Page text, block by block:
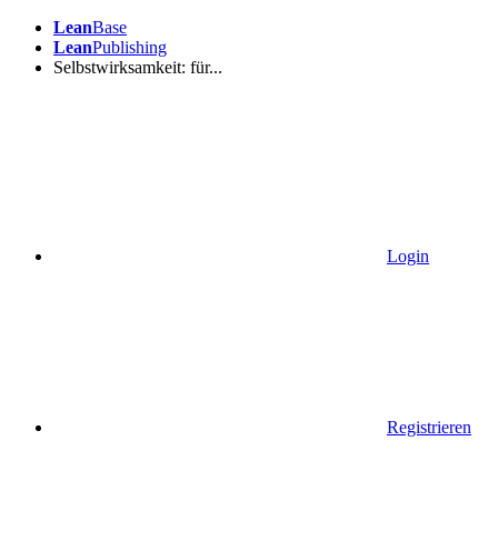
LeanBase
LeanPublishing
Selbstwirksamkeit: für...
Login
Registrieren